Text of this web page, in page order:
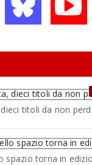
titoli da non
spazio torna in